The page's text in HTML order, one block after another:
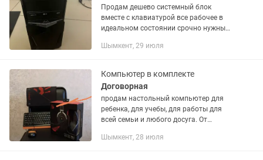
Продам дешево системный блок
вместе с клавиатурой все рабочее в
идеальном состоянии срочно нужны
Шымкент, 29 июля
Компьютер в комплекте
Договорная
продам настольный компьютер для
ребенка, для учебы, для работы для
всей семьи и любого досуга. От
удаленно. В комплекте идут: - Монитор
Шымкент, 28 июля